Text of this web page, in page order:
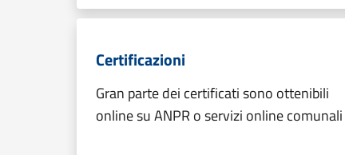
Certificazioni
Gran parte dei certificati sono ottenibili
online su ANPR o servizi online comunali